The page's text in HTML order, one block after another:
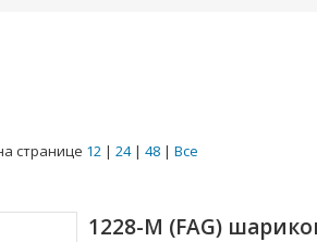
странице 12 | 24| 48 | Все
1228-M (FAG)